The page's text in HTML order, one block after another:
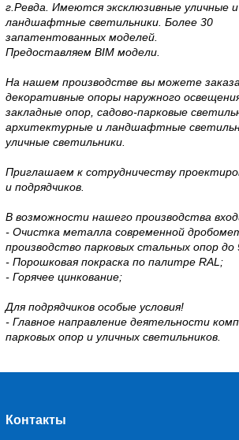
г.Ревда. Имеются эксклюзивные уличные и
ландшафтные светильники. Более 30
запатентованных моделей.
Предоставляем BIM модели.
На нашем производстве вы можете
декоративные опоры наружного
закладные опор, садово-парковые
архитектурные и ландшафтные
уличные светильники.
Приглашаем к сотрудничеству
и подрядчиков.
В возможности нашего производства
- Очистка металла современной
производство парковых стальных опор
- Порошковая покраска по палитре RAL;
- Горячее цинкование;
Для подрядчиков особые условия!
- Главное направление деятельности
парковых опор и уличных светильников.
Контакты